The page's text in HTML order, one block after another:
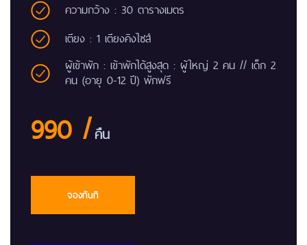
ความกว้าง : 30 ตารางเมตร
เตียง : 1 เตียงคิงไซส์
ผู้เข้าพัก : เข้าพักได้สูงสุด : ผู้ใหญ่ 2 คน // เด็ก 2
คน (อายุ 0-12 ปี) พักฟรี
990 /คืน
จองทันที